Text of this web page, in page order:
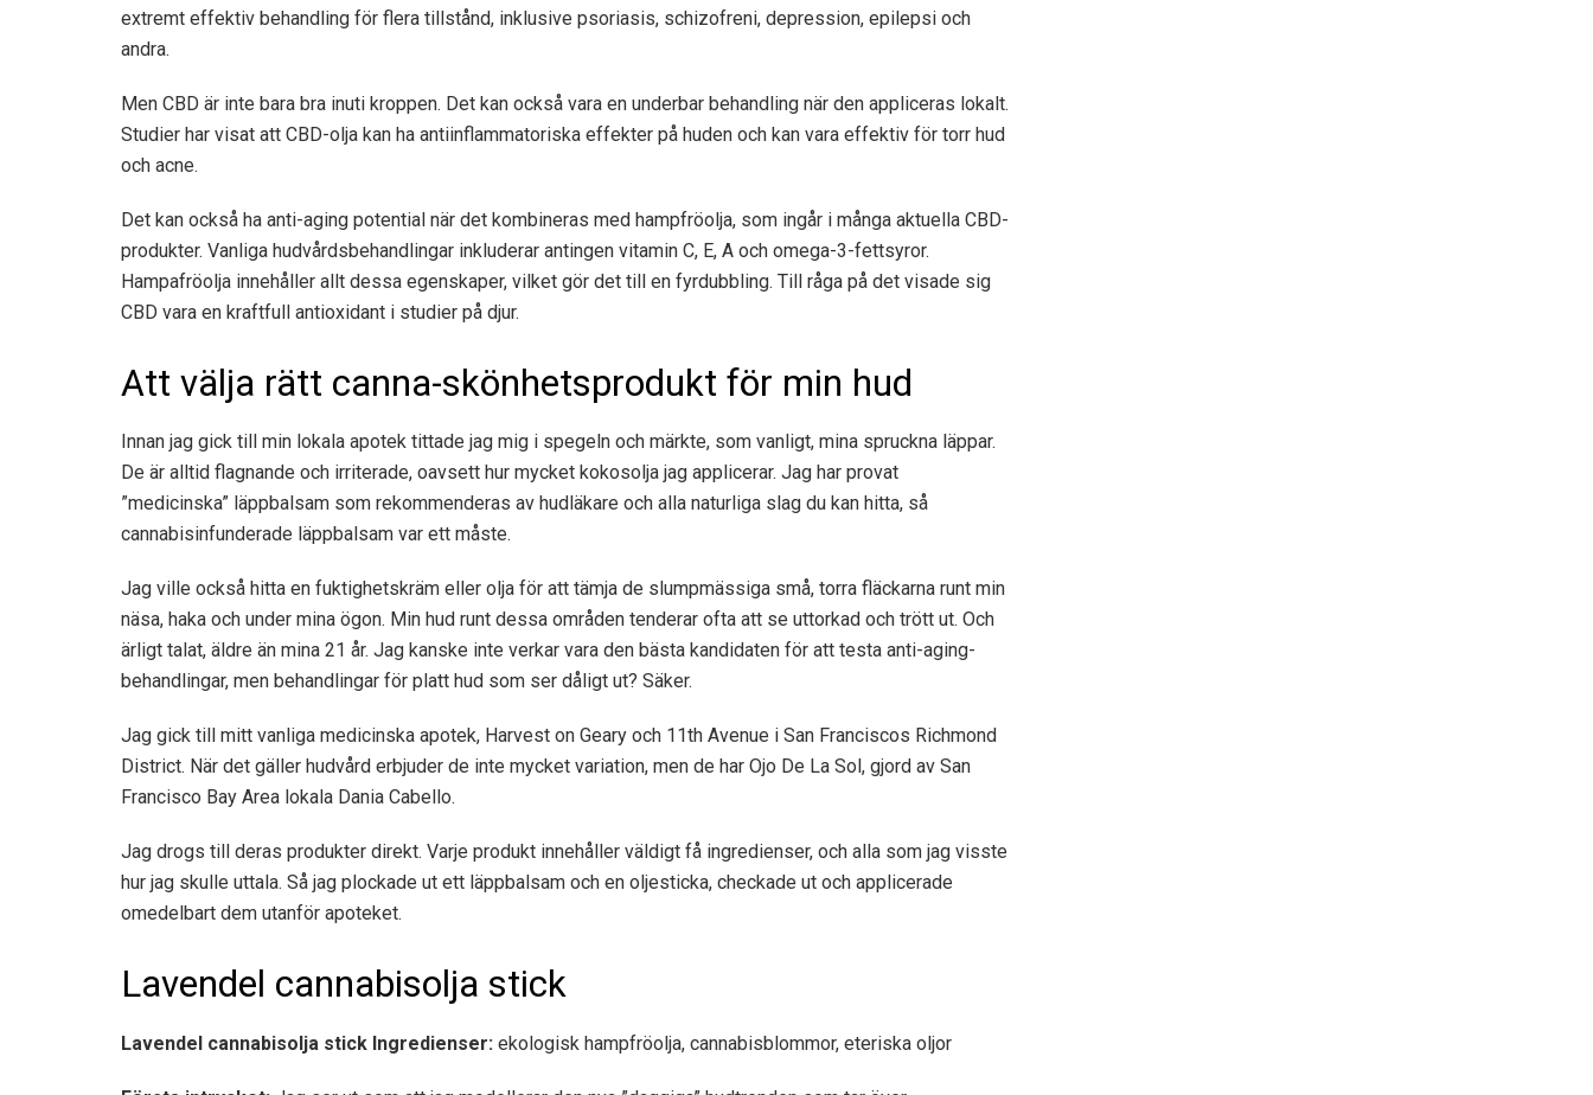
extremt effektiv behandling för flera tillstånd, inklusive psoriasis, schizofreni, depression, epilepsi och
andra.
Men CBD är inte bara bra inuti kroppen. Det kan också vara en underbar behandling när den appliceras lokalt.
Studier har visat att CBD-olja kan ha antiinflammatoriska effekter på huden och kan vara effektiv för torr hud
och acne.
Det kan också ha anti-aging potential när det kombineras med hampfröolja, som ingår i många aktuella CBD-
produkter. Vanliga hudvårdsbehandlingar inkluderar antingen vitamin C, E, A och omega-3-fettsyror.
Hampafröolja innehåller allt dessa egenskaper, vilket gör det till en fyrdubbling. Till råga på det visade sig
CBD vara en kraftfull antioxidant i studier på djur.
Att välja rätt canna-skönhetsprodukt för min hud
Innan jag gick till min lokala apotek tittade jag mig i spegeln och märkte, som vanligt, mina spruckna läppar.
De är alltid flagnande och irriterade, oavsett hur mycket kokosolja jag applicerar. Jag har provat
”medicinska” läppbalsam som rekommenderas av hudläkare och alla naturliga slag du kan hitta, så
cannabisinfunderade läppbalsam var ett måste.
Jag ville också hitta en fuktighetskräm eller olja för att tämja de slumpmässiga små, torra fläckarna runt min
näsa, haka och under mina ögon. Min hud runt dessa områden tenderar ofta att se uttorkad och trött ut. Och
ärligt talat, äldre än mina 21 år. Jag kanske inte verkar vara den bästa kandidaten för att testa anti-aging-
behandlingar, men behandlingar för platt hud som ser dåligt ut? Säker.
Jag gick till mitt vanliga medicinska apotek, Harvest on Geary och 11th Avenue i San Franciscos Richmond
District. När det gäller hudvård erbjuder de inte mycket variation, men de har Ojo De La Sol, gjord av San
Francisco Bay Area lokala Dania Cabello.
Jag drogs till deras produkter direkt. Varje produkt innehåller väldigt få ingredienser, och alla som jag visste
hur jag skulle uttala. Så jag plockade ut ett läppbalsam och en oljesticka, checkade ut och applicerade
omedelbart dem utanför apoteket.
Lavendel cannabisolja stick
Lavendel cannabisolja stick Ingredienser: ekologisk hampfröolja, cannabisblommor, eteriska oljor